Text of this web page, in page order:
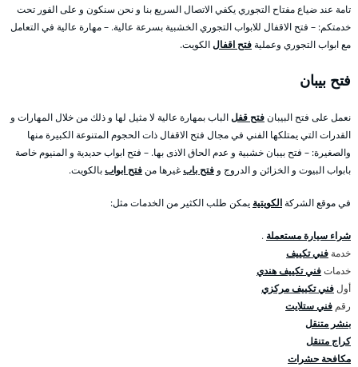
تامة عند ضياع مفتاح التجوري يكفي الاتصال السريع بنا و نحن سنكون و على الفور تحت
خدمتكم: – فتح الاقفال للابواب التجوري الخشبية بسرعة عالية. – مهارة عالية في التعامل
مع ابواب التجوري وعمليةفتح اقفالالكويت.
فتح بيبان
نعمل على فتح البيبانفتح قفلالباب بمهارة عالية لا مثيل لها و ذلك من خلال المهارات و
القدرات التي يمتلكها الفني في مجال فتح الاقفال ذات الحجوم المتنوعة الكبيرة منها
والصغيرة: – فتح بيبان خشبية و عدم الحاق الاذى بها. – فتح ابواب حديدية و المنيوم خاصة
بابواب البيوت و الخزائن و الدروج و فتح بابغيرها منفتح ابواببالكويت.
في موقع الشركةالكويتية يمكن طلب الكثير من الخدمات مثل:
شراء سيارة مستعملة .
خدمة فني تكييف
خدماتفني تكييف هندي
أولفني تكييف مركزي
رقمفني ستلايت
بنشر متنقل
كراج متنقل
مكافحة حشرات